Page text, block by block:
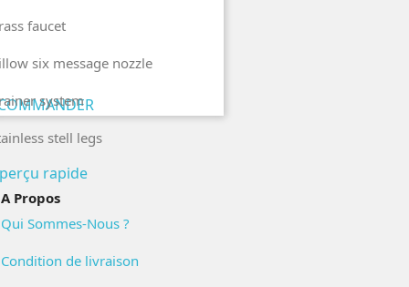
faucet
six message nozzle
system
stell legs
rapide
A Propos
Qui Sommes-Nous ?
Condition de livraison